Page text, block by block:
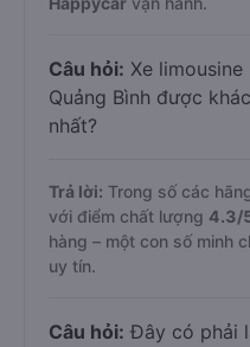
Câu hỏi: Xe
Quảng Bình được
nhất?
Trả lời: Trong số các
với điểm chất lượng 4.3/
hàng – một con số minh
uy tín.
Câu hỏi: Đây có phải